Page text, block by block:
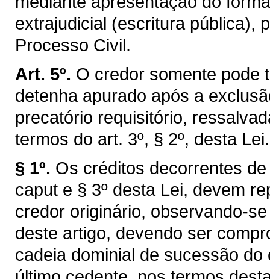
extrajudicial (escritura pública),
Processo Civil.
Art. 5º. O credor somente pode
detenha apurado após a
precatório requisitório,
termos do art. 3º, § 2º, desta Lei.
§ 1º. Os créditos decorrentes
caput e § 3º desta Lei, devem
credor originário, observando-
deste artigo, devendo ser
cadeia dominial de sucessão